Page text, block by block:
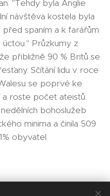
"Tehdy byla Anglie
návštěva kostela byla
spaním a k farářům
Průzkumy z
přibližně 90 % Britů se
Sčítání lidu v roce
se poprvé ke
a roste počet ateistů.
bohoslužeb
minima a činila 509
obyvatel.